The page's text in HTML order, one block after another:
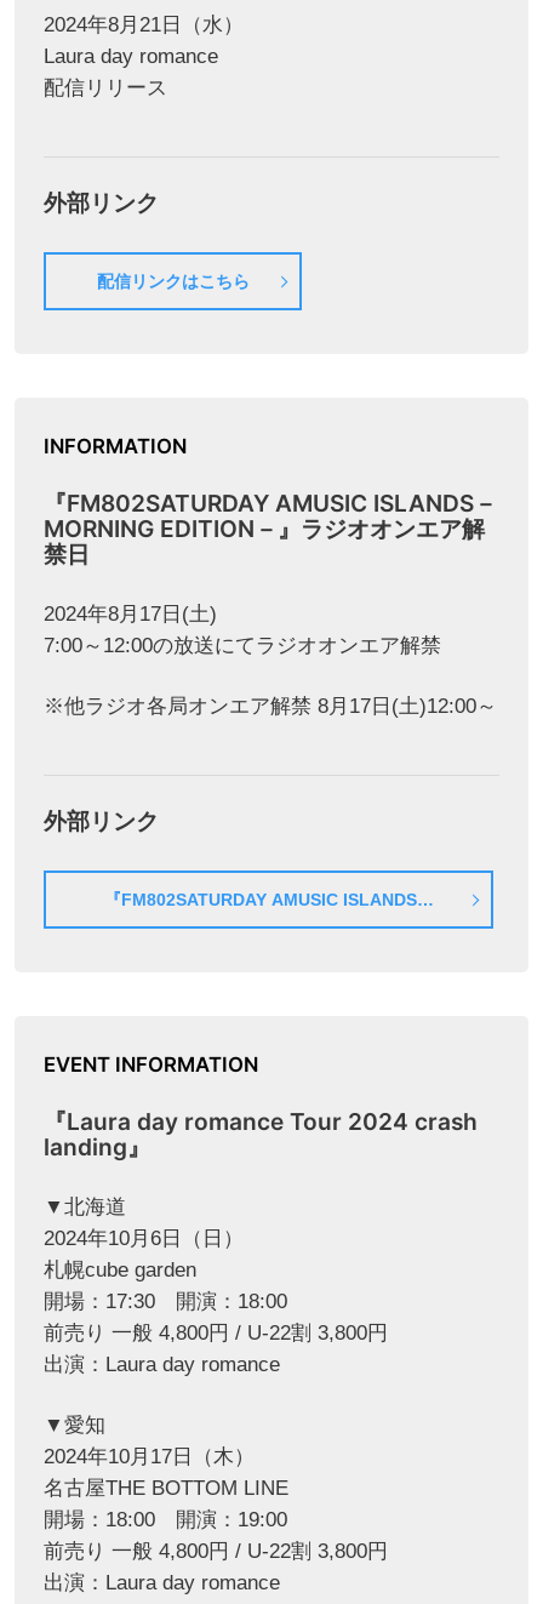
2024年8月21日（水）
Laura day romance
配信リリース
外部リンク
配信リンクはこちら
INFORMATION
『FM802SATURDAY AMUSIC ISLANDS－
MORNING EDITION－』ラジオオンエア解
禁日
2024年8月17日(土)
7:00～12:00の放送にてラジオオンエア解禁
※他ラジオ各局オンエア解禁 8月17日(土)12:00～
外部リンク
『FM802SATURDAY AMUSIC ISLANDS－
EVENT INFORMATION
『Laura day romance Tour 2024 crash
landing』
▼北海道
2024年10月6日（日）
札幌cube garden
開場：17:30 開演：18:00
前売り 一般 4,800円 / U-22割 3,800円
出演：Laura day romance
▼愛知
2024年10月17日（木）
名古屋THE BOTTOM LINE
開場：18:00 開演：19:00
前売り 一般 4,800円 / U-22割 3,800円
出演：Laura day romance